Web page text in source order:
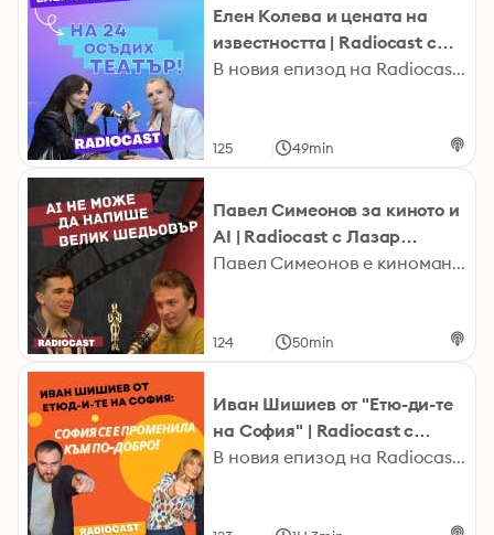
Елен Колева и цената на
известността | Radiocast с
Рая #13
В новия епизод на Radiocast гостува Елен Колева. Ще чуете с какво се занимава сега привлекателната актриса, какви са вижданията ѝ за отношенията между мъжете и жените, какво я е тласнало към вътрешната ѝ свобода и защо се чувства независима и стабилна. Елен разкри и кой театър е осъдила и как е попаднала в капана на известността! Последвайте Елен: https://www.instagram.com/elena_kalevska Последвайте Рая:https://instagram.com/raia_belhttps://www.facebook.com/raya.beleva Последвайте Radiocast:Instagram: https://www.instagram.com/radiocast_bg/ Facebook: https://www.facebook.com/radiocastbg Youtube: https://bit.ly/3I6OaOD TikTok: https://www.tiktok.com/@radiocast_bgSpotify: https://open.spotify.com/show/3fXpy1GbhCcbX5SXXnzJpX Google Podcasts: https://bit.ly/3Hf8fATApple Podcasts: https://apple.co/3ueNMrn radiocast.bg2023 Hosted on Acast. See acast.com/privacy for more information.
125 49min
Павел Симеонов за киното и
AI | Radiocast с Лазар
Хрисимов #2
Павел Симеонов е киноман-ентусиаст и коментатор на актуалните новини и събития във филмовото изкуство към кино рубриката на ,,100% будни" в четвъртък. Освен това е част от подкастите - ,,Тихо, филмът започва" и ,,Inglorious cunts". С него поговорихме за бъдещите му планове за развитие във филмовото поприще, новите тенденции в киното, последиците от стачката на сценаристите в Холивуд и кои сериали и филми си заслужават гледането. Последвайте Павел: instagram.com/pavel_simeonovvПоследвайте Лазар:https://www.instagram.com/l.a.zz.oПоследвайте RadiocastInstagram: https://www.instagram.com/radiocast_bg/ Facebook: https://www.facebook.com/radiocastbg Youtube: https://bit.ly/3I6OaOD TikTok: https://www.tiktok.com/@radiocast_bgSpotify: https://open.spotify.com/show/3fXpy1GbhCcbX5SXXnzJpX Google Podcasts: https://bit.ly/3Hf8fATApple Podcasts: https://apple.co/3ueNMrnradiocast.bg2023 Hosted on Acast. See acast.com/privacy for more information.
124 50min
Иван Шишиев от "Етю-ди-те
на София" | Radiocast с
Криси Цветкова #24
В новия епизод на Radiocast ви срещаме с фотографа Иван Шишиев, който стои зад страницата „Етюдите на София“. Ако сте потребители на социалната мрежа, няма как да не сте попадали на чудните фотографии, които пулсират в ритъма на сърцето на столицата. Но една снимка на трамвай и жена, която пресича пред пред него, влезе в медийното пространство, и то не само в родното, а и по света. Фотографията роди десетки мемета, а и стана повод за още един хубав разговор в каналите на Radiocast в YouTube, Spotify, Apple, Google podcasts.Последвайте Иван и Етю-ди-те:https://www.facebook.com/etiuditenasofia/photos https://www.instagram.com/sketches_of_sofia/Последвайте Криси: https://www.instagram.com/krisi_tsvetkova/ Последвайте Radiocast Instagram: https://www.instagram.com/radiocast_bg/ Facebook: https://www.facebook.com/radiocastbg Youtube: https://bit.ly/3I6OaOD TikTok: https://www.tiktok.com/@radiocast_bg Spotify: https://open.spotify.com/show/3fXpy1GbhCcbX5SXXnzJpX Google Podcasts: https://bit.ly/3Hf8fAT Apple Podcasts: https://apple.co/3ueNMrn radiocast.bg 2023 Hosted on Acast. See acast.com/privacy for more information.